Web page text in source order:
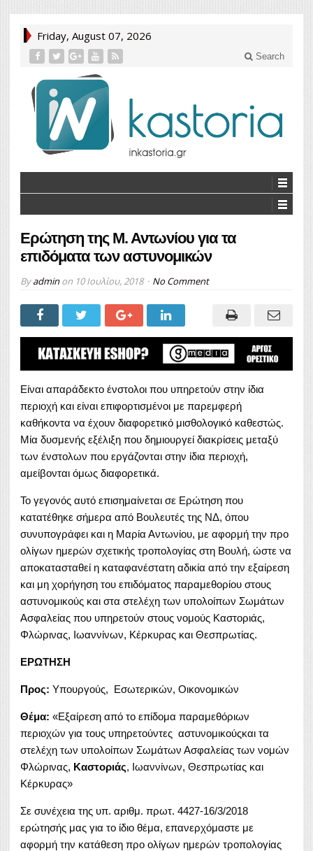
Friday, August 07, 2026
Search
Ερώτηση της Μ. Αντωνίου για τα
επιδόματα των αστυνομικών
Byadminon 10 Ιουλίου, 2018 No Comment
Είναι απαράδεκτο ένστολοι που υπηρετούν στην ίδια
περιοχή και είναι επιφορτισμένοι με παρεμφερή
καθήκοντα να έχουν διαφορετικό μισθολογικό καθεστώς.
Μία δυσμενής εξέλιξη που δημιουργεί διακρίσεις μεταξύ
των ένστολων που εργάζονται στην ίδια περιοχή,
αμείβονται όμως διαφορετικά.
Το γεγονός αυτό επισημαίνεται σε Ερώτηση που
κατατέθηκε σήμερα από Βουλευτές της ΝΔ, όπου
συνυπογράφει και η Μαρία Αντωνίου, με αφορμή την προ
ολίγων ημερών σχετικής τροπολογίας στη Βουλή, ώστε να
αποκατασταθεί η καταφανέστατη αδικία από την εξαίρεση
και μη χορήγηση του επιδόματος παραμεθορίου στους
αστυνομικούς και στα στελέχη των υπολοίπων Σωμάτων
Ασφαλείας που υπηρετούν στους νομούς Καστοριάς,
Φλώρινας, Ιωαννίνων, Κέρκυρας και Θεσπρωτίας.
ΕΡΩΤΗΣΗ
Προς: Υπουργούς, Εσωτερικών, Οικονομικών
Θέμα: «Εξαίρεση από το επίδομα παραμεθόριων
περιοχών για τους υπηρετούντες αστυνομικούςκαι τα
στελέχη των υπολοίπων Σωμάτων Ασφαλείας των νομών
Φλώρινας, Καστοριάς, Ιωαννίνων, Θεσπρωτίας και
Κέρκυρας»
Σε συνέχεια της υπ. αριθμ. πρωτ. 4427-16/3/2018
ερώτησής μας για το ίδιο θέμα, επανερχόμαστε με
αφορμή την κατάθεση προ ολίγων ημερών τροπολογίας